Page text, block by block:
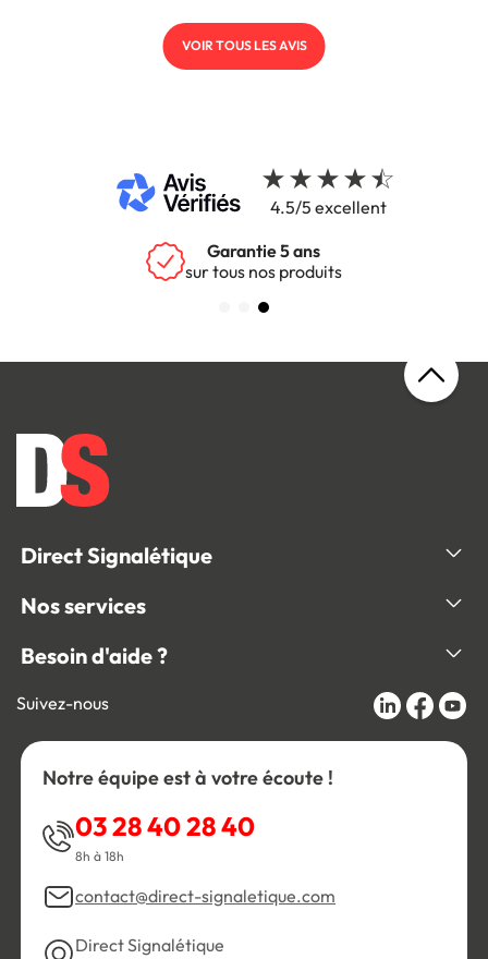
VOIR TOUS LES AVIS
4.5/5 excellent
Garantie 5 ans
sur tous nos produits
Direct Signalétique
Nos services
Besoin d'aide ?
Suivez-nous
Notre équipe est à votre écoute !
03 28 40 28 40
8h à 18h
contact@direct-signaletique.com
Direct Signalétique